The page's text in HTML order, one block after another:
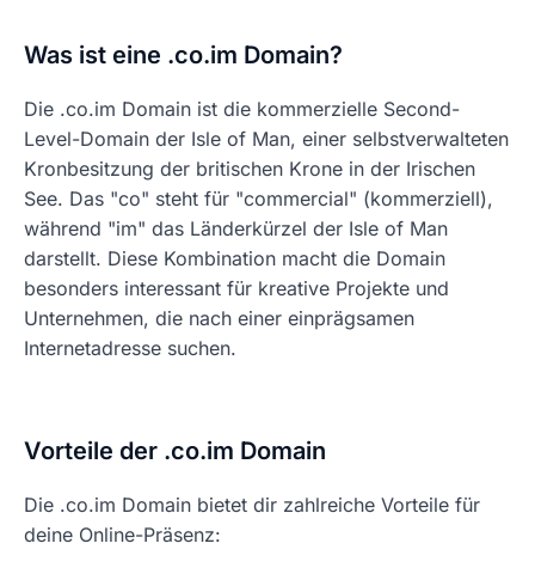
Was ist eine .co.im Domain?
Die .co.im Domain ist die kommerzielle Second-
Level-Domain der Isle of Man, einer selbstverwalteten
Kronbesitzung der britischen Krone in der Irischen
See. Das "co" steht für "commercial" (kommerziell),
während "im" das Länderkürzel der Isle of Man
darstellt. Diese Kombination macht die Domain
besonders interessant für kreative Projekte und
Unternehmen, die nach einer einprägsamen
Internetadresse suchen.
Vorteile der .co.im Domain
Die .co.im Domain bietet dir zahlreiche Vorteile für
deine Online-Präsenz: